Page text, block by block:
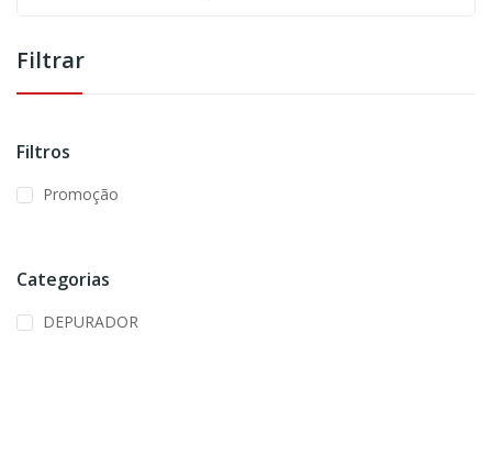
Filtrar
Filtros
Promoção
Categorias
DEPURADOR